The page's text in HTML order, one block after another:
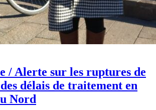
/ Alerte sur les ruptures de
délais de traitement en
Nord